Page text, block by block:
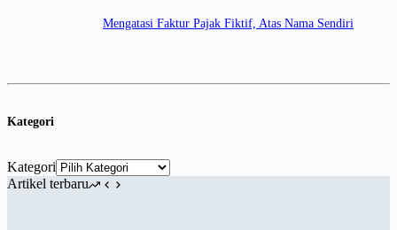
Mengatasi Faktur Pajak Fiktif, Atas Nama Sendiri
Kategori
Kategori
Artikel terbaru